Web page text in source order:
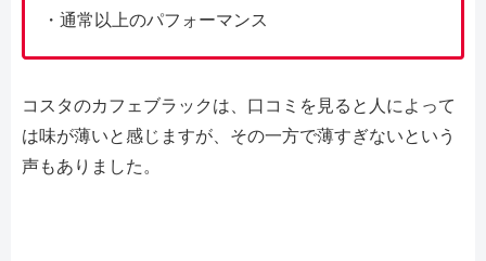
・通常以上のパフォーマンス
コスタのカフェブラックは、口コミを見ると人によって
は味が薄いと感じますが、その一方で薄すぎないという
声もありました。